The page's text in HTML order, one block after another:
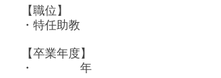
【職位】
・特任助教
【卒業年度】
​・ 年